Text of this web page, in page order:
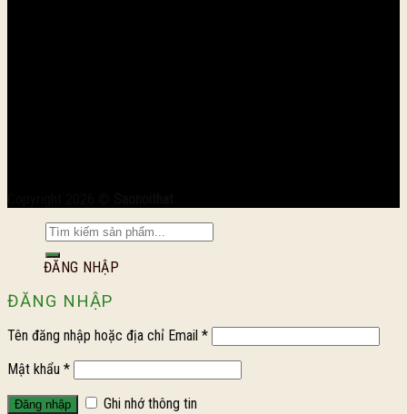
ĐĂNG NHẬP
ĐĂNG NHẬP
Tên đăng nhập hoặc địa chỉ Email *
Mật khẩu *
Ghi nhớ thông tin